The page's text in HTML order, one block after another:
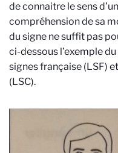
de connaitre le sens
compréhension de sa
du signe ne suffit pas
ci-dessous l’exemple
signes française (LSF)
(LSC).